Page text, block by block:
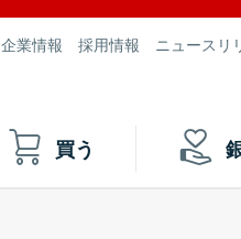
企業情報 採用情報 ニュースリ
買う